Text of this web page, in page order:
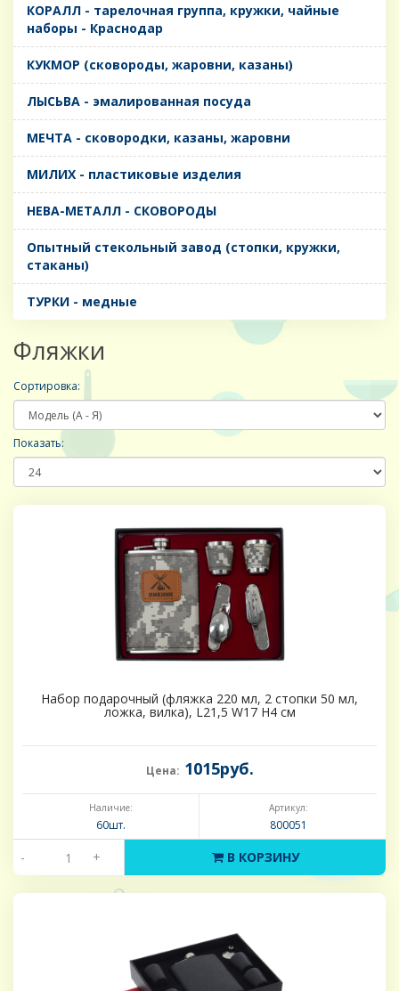
КОРАЛЛ - тарелочная группа, кружки, чайные
наборы - Краснодар
КУКМОР (сковороды, жаровни, казаны)
ЛЫСЬВА - эмалированная посуда
МЕЧТА - сковородки, казаны, жаровни
МИЛИХ - пластиковые изделия
НЕВА-МЕТАЛЛ - СКОВОРОДЫ
Опытный стекольный завод (стопки, кружки,
стаканы)
ТУРКИ - медные
Фляжки
Сортировка:
Показать:
Набор подарочный (фляжка 220 мл, 2 стопки 50 мл,
ложка, вилка), L21,5 W17 H4 см
Цена: 1015руб.
Наличие:
60шт.
Артикул:
800051
- + В КОРЗИНУ